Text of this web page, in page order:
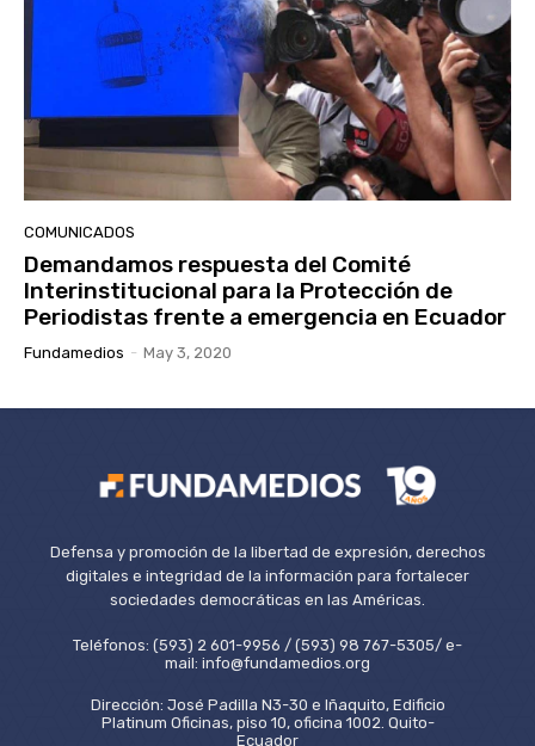
COMUNICADOS
Demandamos respuesta del Comité
Interinstitucional para la Protección de
Periodistas frente a emergencia en Ecuador
Fundamedios - May 3, 2020
Defensa y promoción de la libertad de expresión, derechos
digitales e integridad de la información para fortalecer
sociedades democráticas en las Américas.
Teléfonos: (593) 2 601-9956 / (593) 98 767-5305/ e-
mail: info@fundamedios.org
Dirección: José Padilla N3-30 e Iñaquito, Edificio
Platinum Oficinas, piso 10, oficina 1002. Quito-
Ecuador